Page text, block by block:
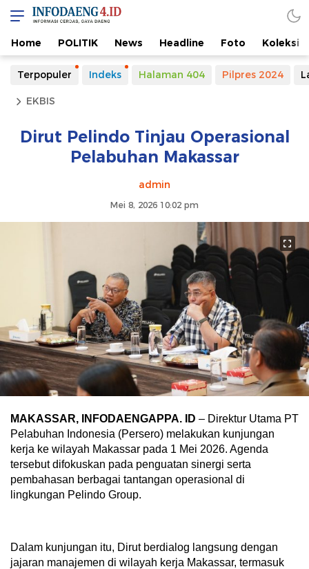
Home POLITIK News Headline Foto Koleksi
Terpopuler Indeks Halaman 404 Pilpres 2024
EKBIS
Dirut Pelindo Tinjau Operasional
Pelabuhan Makassar
admin
Mei 8, 2026 10:02 pm
MAKASSAR, INFODAENGAPPA. ID – Direktur Utama PT
Pelabuhan Indonesia (Persero) melakukan kunjungan
kerja ke wilayah Makassar pada 1 Mei 2026. Agenda
tersebut difokuskan pada penguatan sinergi serta
pembahasan berbagai tantangan operasional di
lingkungan Pelindo Group.
Dalam kunjungan itu, Dirut berdialog langsung dengan
jajaran manajemen di wilayah kerja Makassar, termasuk